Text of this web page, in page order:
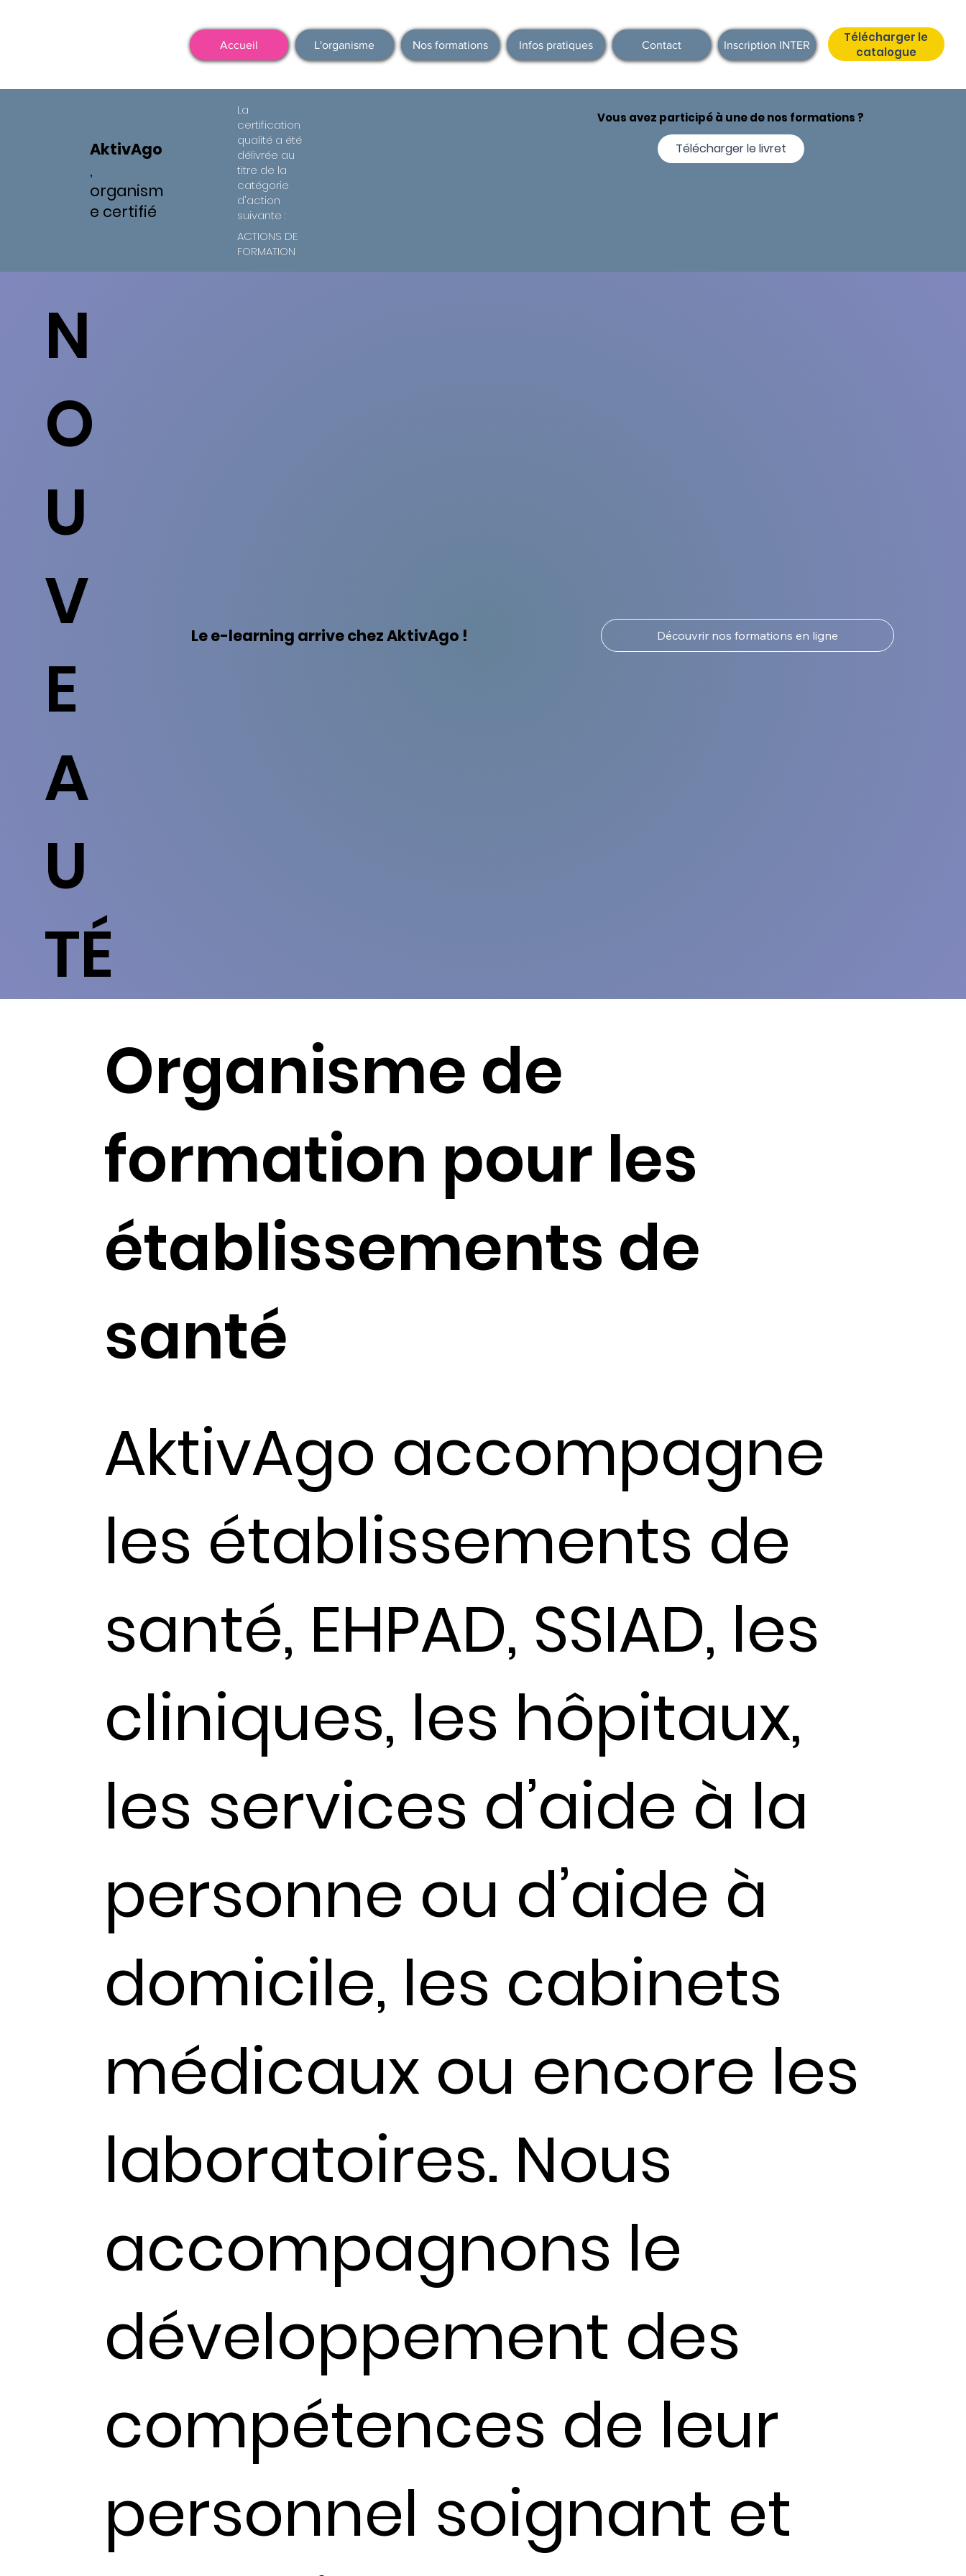
Accueil L'organisme Nos formations Infos pratiques Contact Inscription INTER
Télécharger le
catalogue
AktivAgo
,
organism
e certifié
La
certification
qualité a été
délivrée au
titre de la
catégorie
d'action
suivante :
ACTIONS DE
FORMATION
Vous avez participé à une de nos formations ?
Télécharger le livret
N
O
U
V
E
A
U
TÉ
Le e-learning arrive chez AktivAgo ! Découvrir nos formations en ligne
Organisme de
formation pour les
établissements de
santé
AktivAgo accompagne
les établissements de
santé, EHPAD, SSIAD, les
cliniques, les hôpitaux,
les services d’aide à la
personne ou d’aide à
domicile, les cabinets
médicaux ou encore les
laboratoires. Nous
accompagnons le
développement des
compétences de leur
personnel soignant et